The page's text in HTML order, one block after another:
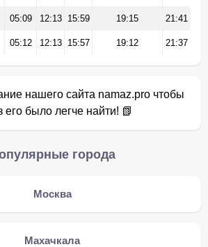
05:09 12:13 15:59 19:15 21:41
05:12 12:13 15:57 19:12 21:37
нашего сайта namaz.pro чтобы
было легче найти! 📗
города
Москва
Махачкала